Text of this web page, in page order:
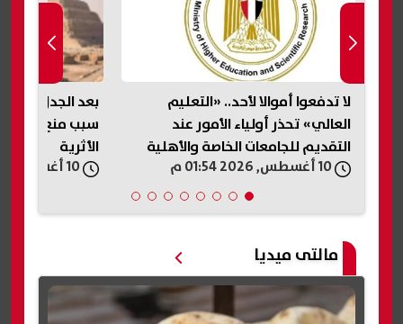
لا تدفعوا أموالا لأحد.. «التعليم
العالي» تحذر أولياء الأمور عند
التقديم للجامعات الخاصة والأهلية
بعد الجدل على
سبب منع علم
الأثرية
مالتى ميديا